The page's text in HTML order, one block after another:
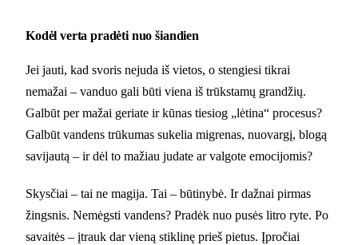
Kodėl verta pradėti nuo šiandien
Jei jauti, kad svoris nejuda iš vietos, o stengiesi tikrai
nemažai – vanduo gali būti viena iš trūkstamų grandžių.
Galbūt per mažai geriate ir kūnas tiesiog „lėtina“ procesus?
Galbūt vandens trūkumas sukelia migrenas, nuovargį, blogą
savijautą – ir dėl to mažiau judate ar valgote emocijomis?
Skysčiai – tai ne magija. Tai – būtinybė. Ir dažnai pirmas
žingsnis. Nemėgsti vandens? Pradėk nuo pusės litro ryte. Po
savaitės – įtrauk dar vieną stiklinę prieš pietus. Įpročiai